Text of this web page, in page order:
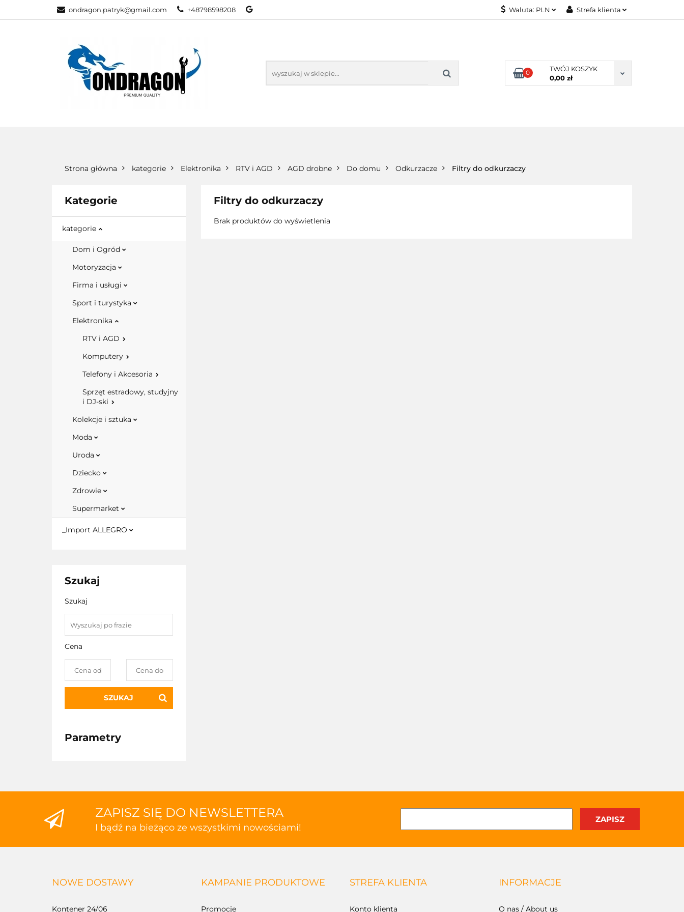
ondragon.patryk@gmail.com +48798598208 Waluta: PLN Strefa klienta
Dodaj zgłoszenie
Zgody cookies
0
TWÓJ KOSZYK
0,00 zł
KATEGORIE NOWOŚCI KONTAKT
Strona główna kategorie Elektronika RTV i AGD AGD drobne Do domu Odkurzacze Filtry do odkurzaczy
Kategorie
kategorie
Dom i Ogród
Motoryzacja
Firma i usługi
Sport i turystyka
Elektronika
RTV i AGD
Komputery
Telefony i Akcesoria
Sprzęt estradowy, studyjny
i DJ-ski
Kolekcje i sztuka
Moda
Uroda
Dziecko
Zdrowie
Supermarket
_Import ALLEGRO
Szukaj
Szukaj
Cena
SZUKAJ
Parametry
Filtry do odkurzaczy
Brak produktów do wyświetlenia
ZAPISZ SIĘ DO NEWSLETTERA
I bądź na bieżąco ze wszystkimi nowościami!
NOWE DOSTAWY
Kontener 24/06
KAMPANIE PRODUKTOWE
Promocje
STREFA KLIENTA
Konto klienta
INFORMACJE
O nas / About us